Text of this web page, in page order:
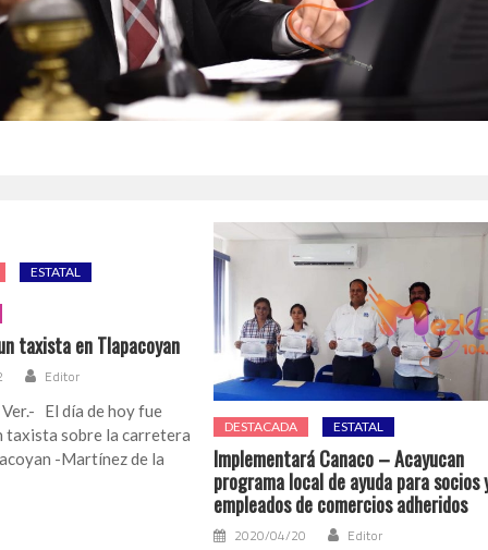
ESTATAL
taxista en Tlapacoyan
Editor
El día de hoy fue
taxista sobre la carretera
-Martínez de la
DESTACADA ESTATAL
Implementará Canaco – Acayucan
programa local de ayuda para socios
empleados de comercios adheridos
2020/04/20 Editor